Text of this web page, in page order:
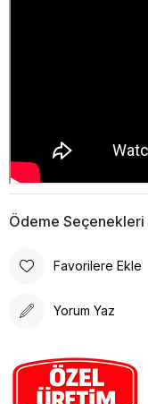
Ödeme Seçenekleri
Favorilere Ekle
Yorum Yaz